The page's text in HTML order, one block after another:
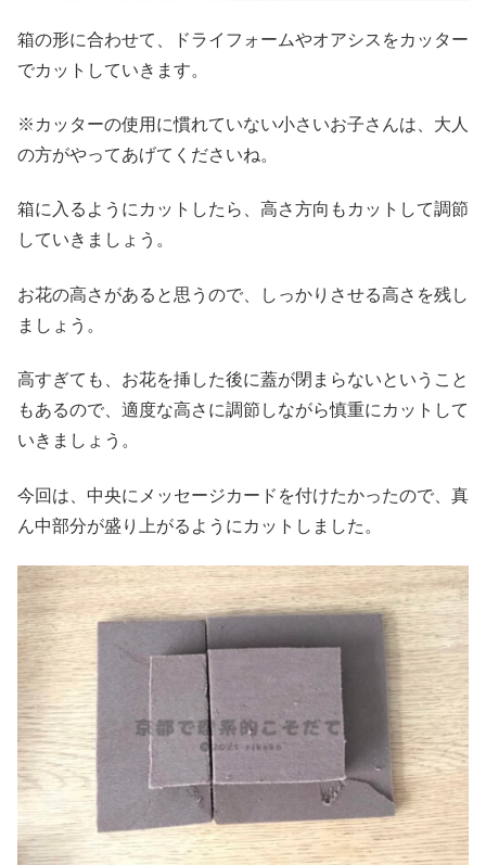
箱の形に合わせて、ドライフォームやオアシスをカッター
でカットしていきます。
※カッターの使用に慣れていない小さいお子さんは、大人
の方がやってあげてくださいね。
箱に入るようにカットしたら、高さ方向もカットして調節
していきましょう。
お花の高さがあると思うので、しっかりさせる高さを残し
ましょう。
高すぎても、お花を挿した後に蓋が閉まらないということ
もあるので、適度な高さに調節しながら慎重にカットして
いきましょう。
今回は、中央にメッセージカードを付けたかったので、真
ん中部分が盛り上がるようにカットしました。